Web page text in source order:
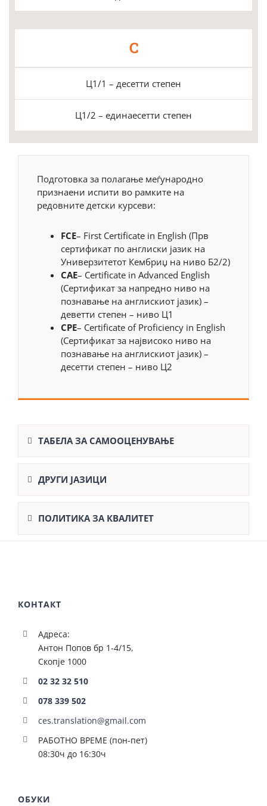
C
Ц1/1 – десетти степен
Ц1/2 – единаесетти степен
Подготовка за полагање меѓународно
признаени испити во рамките на
редовните детски курсеви:
FCE– First Certificate in English (Прв
сертификат по англиски јазик на
Универзитетот Кембриџ на ниво Б2/2)
САЕ– Certificate in Advanced English
(Сертификат за напредно ниво на
познавање на англискиот јазик) –
деветти степен – ниво Ц1
СРЕ– Certificate of Proficiency in English
(Сертификат за највисоко ниво на
познавање на англискиот јазик) –
десетти степен – ниво Ц2
ТАБЕЛА ЗА САМООЦЕНУВАЊЕ
ДРУГИ ЈАЗИЦИ
ПОЛИТИКА ЗА КВАЛИТЕТ
КОНТАКТ
Адреса:
Антон Попов бр 1-4/15,
Скопје 1000
02 32 32 510
078 339 502
ces.translation@gmail.com
РАБОТНО ВРЕМЕ (пон-пет)
08:30ч до 16:30ч
ОБУКИ